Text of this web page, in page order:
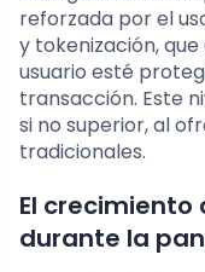
reforzada por el
y tokenización,
usuario esté
transacción. Este
si no superior, al
tradicionales.
El
durante la